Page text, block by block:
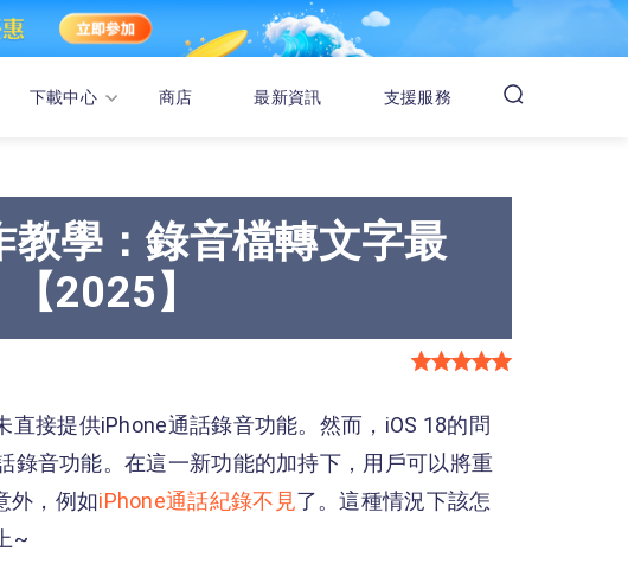
下載中心 商店 最新資訊 支援服務
學：錄音檔轉文字最
2025】
接提供iPhone通話錄音功能。然而，iOS 18的問
錄音功能。在這一新功能的加持下，用戶可以將重
外，例如iPhone通話紀錄不見了。這種情況下該怎
~